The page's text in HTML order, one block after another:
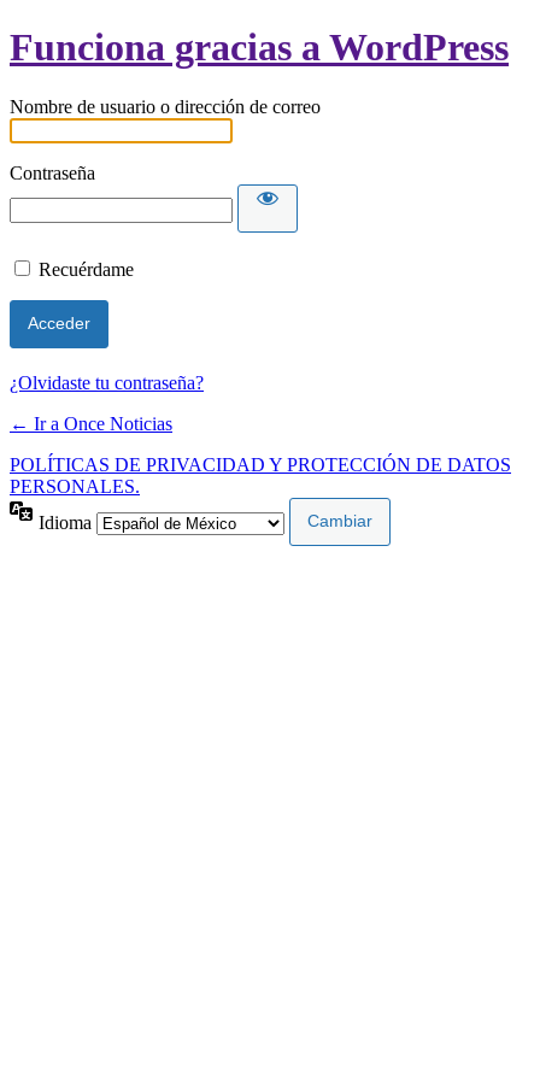
Funciona gracias a WordPress
Nombre de usuario o dirección de correo
Contraseña
Recuérdame
¿Olvidaste tu contraseña?
← Ir a Once Noticias
POLÍTICAS DE PRIVACIDAD Y PROTECCIÓN DE DATOS
PERSONALES.
Idioma